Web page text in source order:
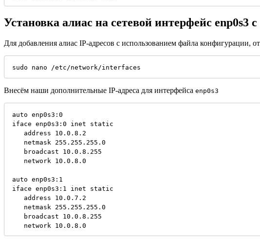
Установка алиас на сетевой интерфейс
Для добавления алиас IP-адресов с использованием файла конфигурации,
sudo nano /etc/network/interfaces
Внесём наши дополнительные IP-адреса для интерфейса enp0s3
auto enp0s3:0
iface enp0s3:0 inet static
   address 10.0.8.2
   netmask 255.255.255.0
   broadcast 10.0.8.255
   network 10.0.8.0
auto enp0s3:1
iface enp0s3:1 inet static
   address 10.0.7.2
   netmask 255.255.255.0
   broadcast 10.0.8.255
   network 10.0.8.0